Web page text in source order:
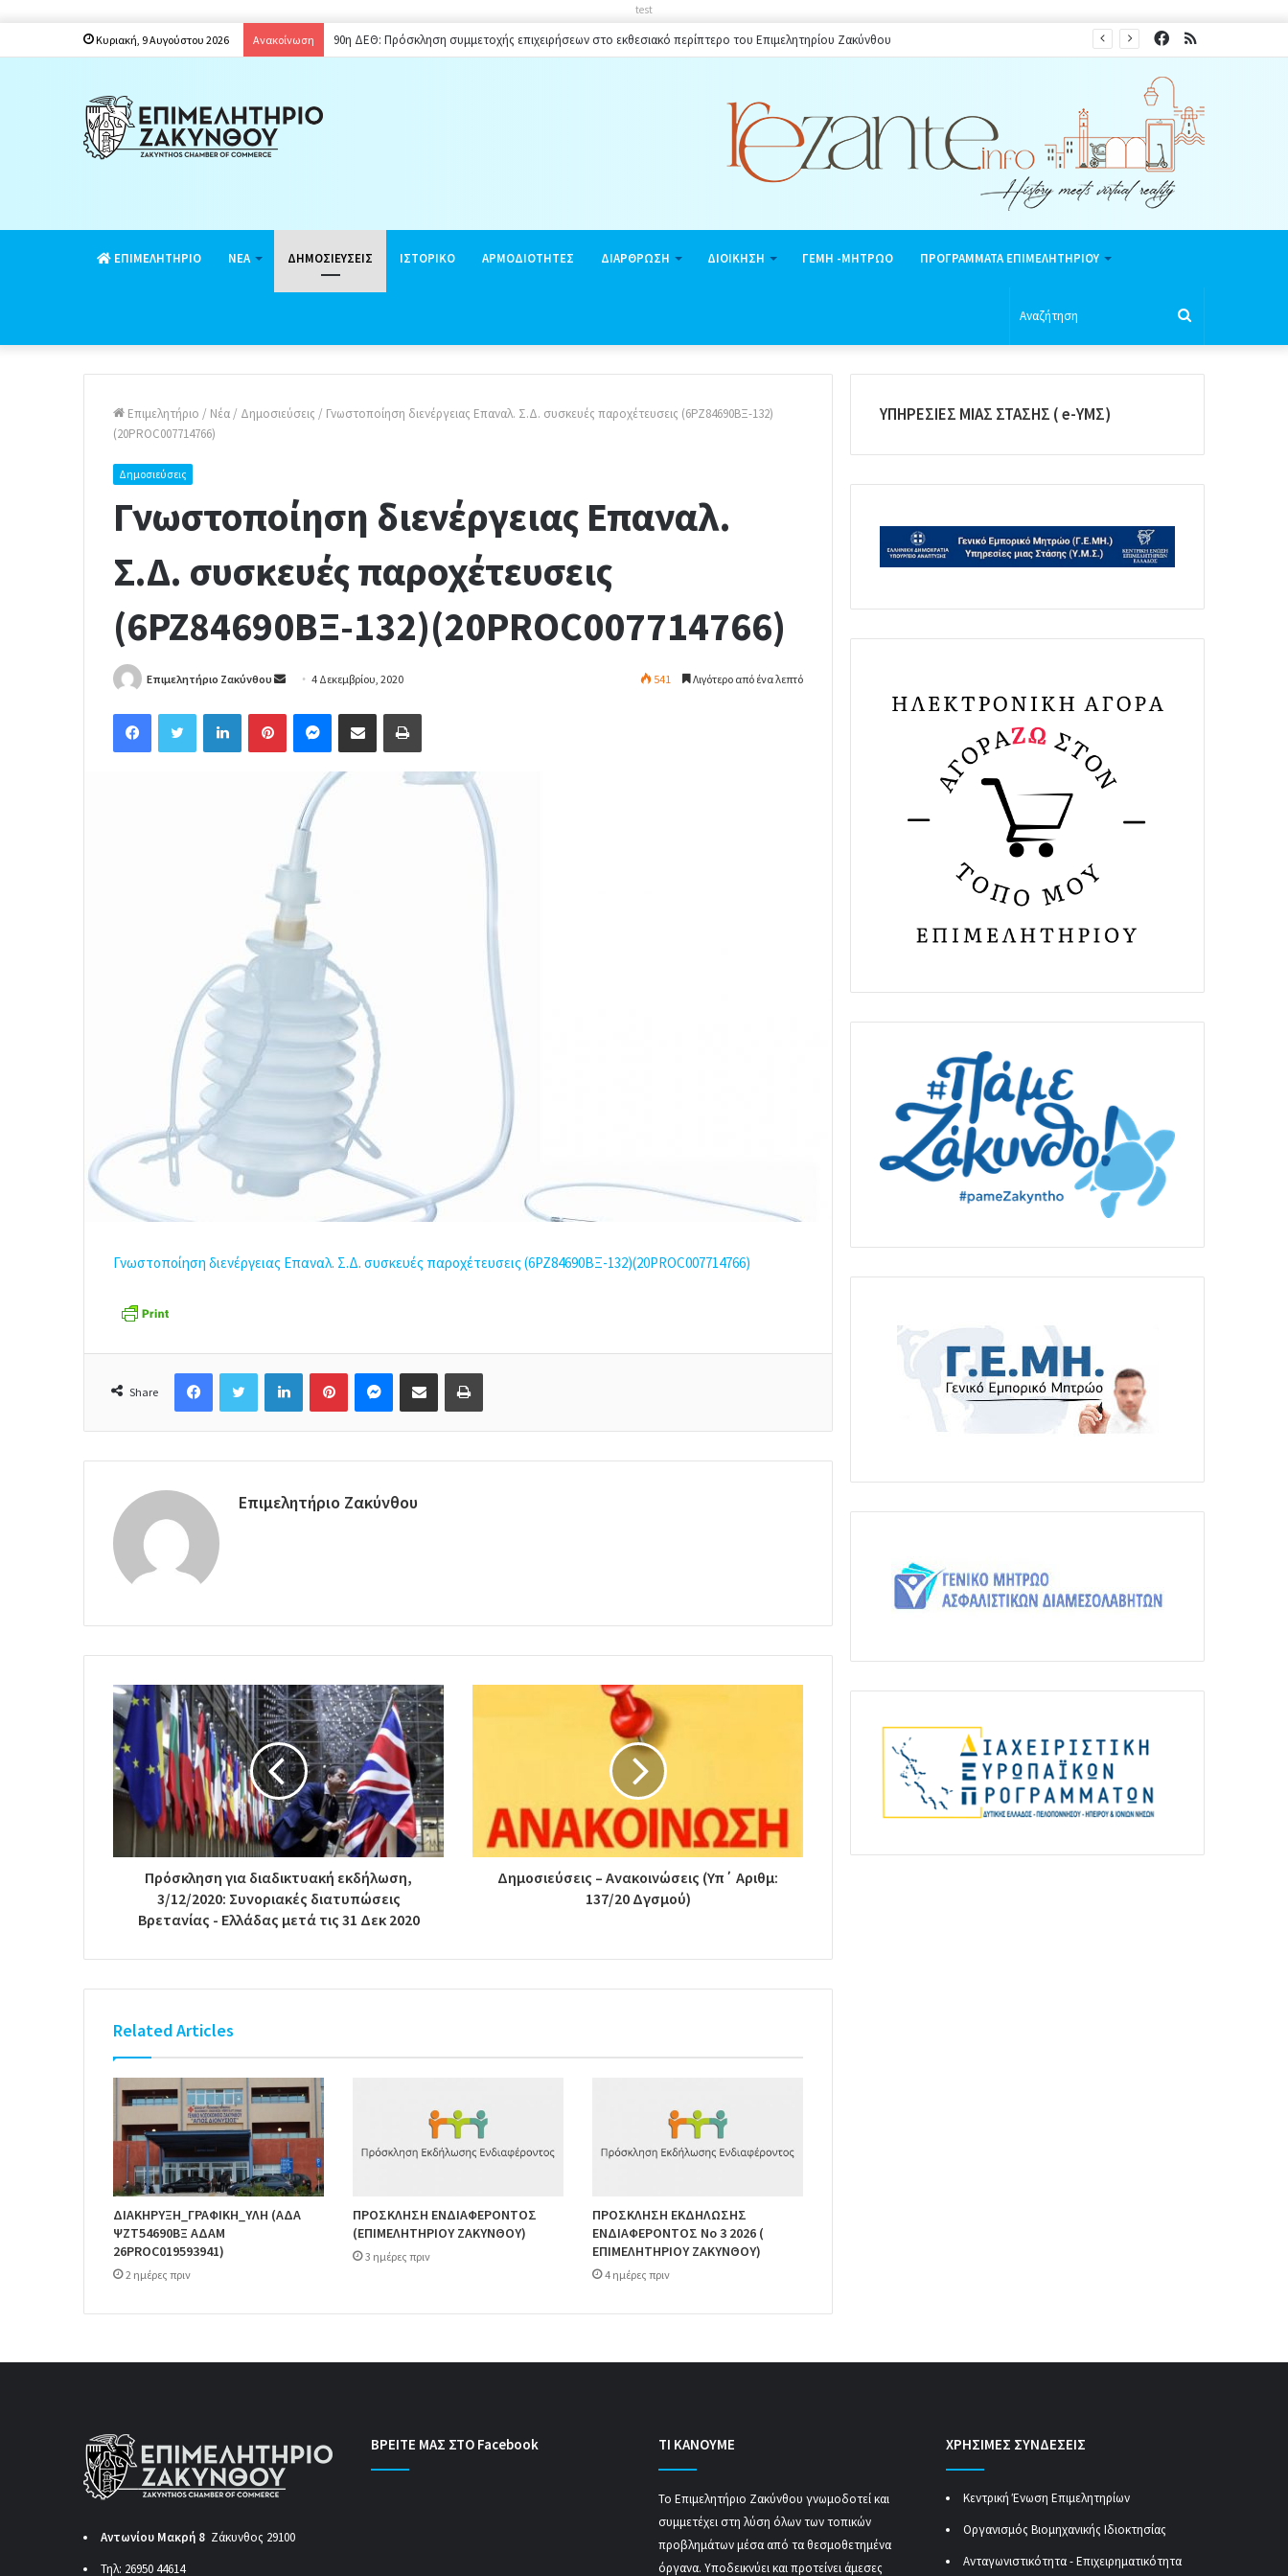
test
Κυριακή, 9 Αυγούστου 2026 Ανακοίνωση 90η ΔΕΘ: Πρόσκληση συμμετοχής επιχειρήσεων στο εκθεσιακό περίπτερο του Επιμελητηρίου Ζακύνθου RSS
Facebook
EΠΙΜΕΛΗΤΗΡΙΟ ΝΕΑ ΔΗΜΟΣΙΕΥΣΕΙΣ ΙΣΤΟΡΙΚΟ ΑΡΜΟΔΙΟΤΗΤΕΣ ΔΙΑΡΘΡΩΣΗ ΔΙΟΙΚΗΣΗ ΓΕΜΗ -ΜΗΤΡΩΟ ΠΡΟΓΡΑΜΜΑΤΑ ΕΠΙΜΕΛΗΤΗΡΙΟΥ
Επιμελητήριο / Νέα / Δημοσιεύσεις / Γνωστοποίηση διενέργειας Επαναλ. Σ.Δ. συσκευές παροχέτευσεις (6ΡΖ84690ΒΞ-132)
(20PROC007714766)
Δημοσιεύσεις
Γνωστοποίηση διενέργειας Επαναλ.
Σ.Δ. συσκευές παροχέτευσεις
(6ΡΖ84690ΒΞ-132)(20PROC007714766)
Επιμελητήριο Ζακύνθου
d
a
4 Δεκεμβρίου, 2020 541 Λιγότερο από ένα λεπτό
Γνωστοποίηση διενέργειας Επαναλ. Σ.Δ. συσκευές παροχέτευσεις (6ΡΖ84690ΒΞ-132)(20PROC007714766)
Share
Επιμελητήριο Ζακύνθου
Πρόσκληση για διαδικτυακή εκδήλωση,
3/12/2020: Συνοριακές διατυπώσεις
Βρετανίας - Ελλάδας μετά τις 31 Δεκ 2020
Δημοσιεύσεις – Ανακοινώσεις (Υπ΄ Αριθμ:
137/20 Δγσμού)
Related Articles
ΔΙΑΚΗΡΥΞΗ_ΓΡΑΦΙΚΗ_ΥΛΗ (ΑΔΑ
ΨΖΤ54690ΒΞ ΑΔΑΜ
26PROC019593941)
2 ημέρες πριν
ΠΡΟΣΚΛΗΣΗ ΕΝΔΙΑΦΕΡΟΝΤΟΣ
(ΕΠΙΜΕΛΗΤΗΡΙΟΥ ΖΑΚΥΝΘΟΥ)
3 ημέρες πριν
ΠΡΟΣΚΛΗΣΗ ΕΚΔΗΛΩΣΗΣ
ΕΝΔΙΑΦΕΡΟΝΤΟΣ Νο 3 2026 (
ΕΠΙΜΕΛΗΤΗΡΙΟΥ ΖΑΚΥΝΘΟΥ)
4 ημέρες πριν
ΥΠΗΡΕΣΙΕΣ ΜΙΑΣ ΣΤΑΣΗΣ ( e-ΥΜΣ)
Αντωνίου Μακρή 8 Ζάκυνθος 29100
Τηλ: 26950 44614
ΒΡΕΙΤΕ ΜΑΣ ΣΤΟ Facebook ΤΙ ΚΑΝΟΥΜΕ
Το Επιμελητήριο Ζακύνθου γνωμοδοτεί και
συμμετέχει στη λύση όλων των τοπικών
προβλημάτων μέσα από τα θεσμοθετημένα
όργανα. Υποδεικνύει και προτείνει άμεσες
ΧΡΗΣΙΜΕΣ ΣΥΝΔΕΣΕΙΣ
Κεντρική Ένωση Επιμελητηρίων
Οργανισμός Βιομηχανικής Ιδιοκτησίας
Ανταγωνιστικότητα - Επιχειρηματικότητα